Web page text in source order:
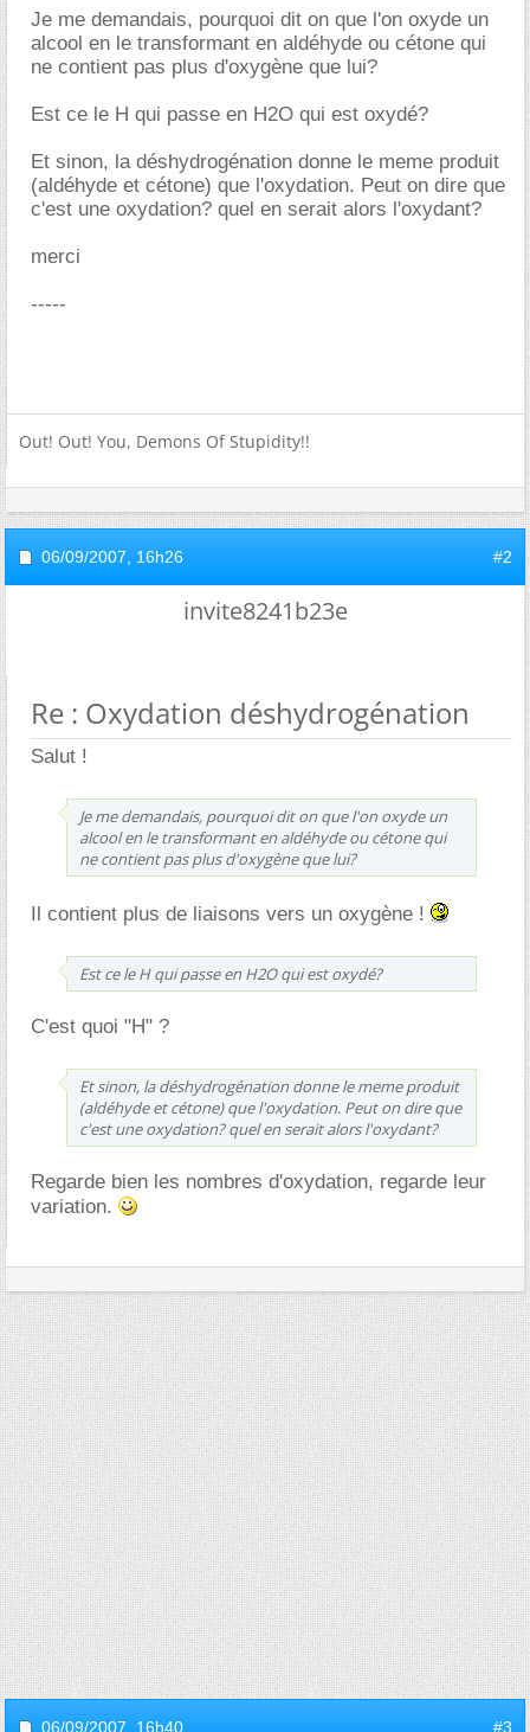
Je me demandais, pourquoi dit on que l'on oxyde un
alcool en le transformant en aldéhyde ou cétone qui
ne contient pas plus d'oxygène que lui?
Est ce le H qui passe en H2O qui est oxydé?
Et sinon, la déshydrogénation donne le meme produit
(aldéhyde et cétone) que l'oxydation. Peut on dire que
c'est une oxydation? quel en serait alors l'oxydant?
merci
-----
Out! Out! You, Demons Of Stupidity!!
06/09/2007, 16h26 #2
invite8241b23e
Re : Oxydation déshydrogénation
Salut !
Je me demandais, pourquoi dit on que l'on oxyde un
alcool en le transformant en aldéhyde ou cétone qui
ne contient pas plus d'oxygène que lui?
Il contient plus de liaisons vers un oxygène !
Est ce le H qui passe en H2O qui est oxydé?
C'est quoi "H" ?
Et sinon, la déshydrogénation donne le meme produit
(aldéhyde et cétone) que l'oxydation. Peut on dire que
c'est une oxydation? quel en serait alors l'oxydant?
Regarde bien les nombres d'oxydation, regarde leur
variation.
06/09/2007, 16h40 #3